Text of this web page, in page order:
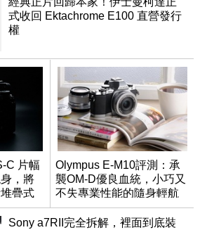
式收回 Ektachrome E100 直營發行
權
C 片幅
，將
疊式
Olympus E-M10評測：承
襲OM-D優良血統，小巧又
不失專業性能的隨身輕航
機
Sony a7RII完全拆解，裡面到底裝